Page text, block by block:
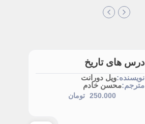
درس های تاریخ
نویسنده:ویل دورانت
مترجم:محسن خادم
250.000 تومان